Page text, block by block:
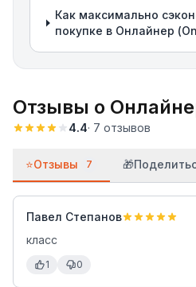
Как максимально
покупке в Онлайнер
Отзывы о
4.4· 7 отзывов
⭐Отзывы 7 🎁
Павел Степанов
класс
1 0